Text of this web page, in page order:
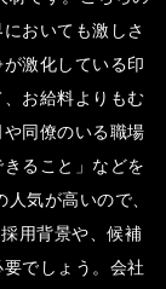
おいても激しさ
激化している印
お給料よりもむ
同僚のいる職場
ること」などを
気が高いので、
用背景や、候補
でしょう。会社